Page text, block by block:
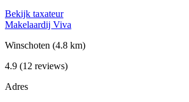
Bekijk taxateur
Makelaardij Viva
Winschoten (4.8 km)
4.9 (12 reviews)
Adres